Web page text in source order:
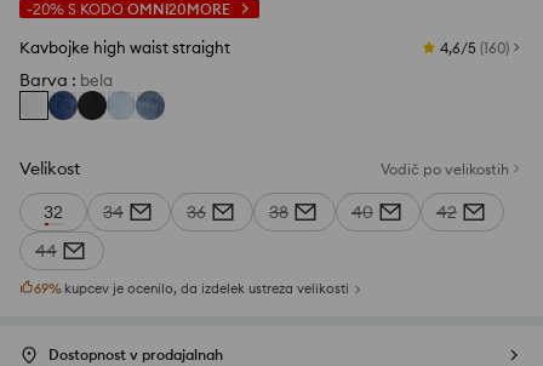
-20% S KODO OMNI20MORE
Kavbojke high waist straight 4,6/5 (160)
Barva : bela
Velikost Vodič po velikostih
32 34 36 38 40
42
44
69% kupcev je ocenilo, da izdelek ustreza velikosti
Dostopnost v prodajalnah